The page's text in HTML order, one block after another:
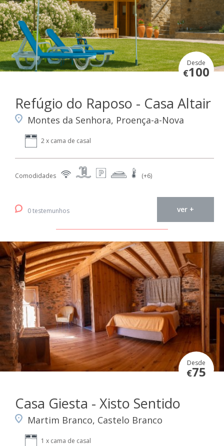
Desde
€100
Refúgio do Raposo - Casa Altair
Montes da Senhora, Proença-a-Nova
2 x cama de casal
Comodidades (+6)
0 testemunhos ver +
Desde
€75
Casa Giesta - Xisto Sentido
Martim Branco, Castelo Branco
1 x cama de casal